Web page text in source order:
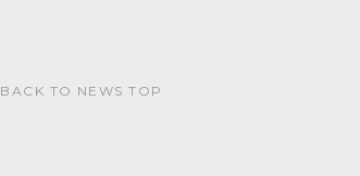
BACK TO NEWS TOP